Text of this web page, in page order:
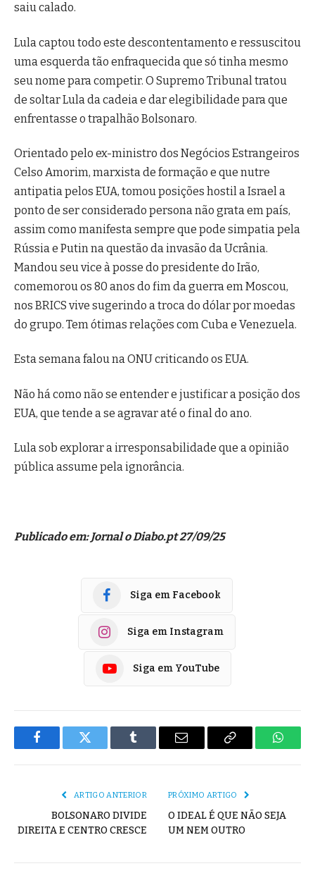
saiu calado.
Lula captou todo este descontentamento e ressuscitou
uma esquerda tão enfraquecida que só tinha mesmo
seu nome para competir. O Supremo Tribunal tratou
de soltar Lula da cadeia e dar elegibilidade para que
enfrentasse o trapalhão Bolsonaro.
Orientado pelo ex-ministro dos Negócios Estrangeiros
Celso Amorim, marxista de formação e que nutre
antipatia pelos EUA, tomou posições hostil a Israel a
ponto de ser considerado persona não grata em país,
assim como manifesta sempre que pode simpatia pela
Rússia e Putin na questão da invasão da Ucrânia.
Mandou seu vice à posse do presidente do Irão,
comemorou os 80 anos do fim da guerra em Moscou,
nos BRICS vive sugerindo a troca do dólar por moedas
do grupo. Tem ótimas relações com Cuba e Venezuela.
Esta semana falou na ONU criticando os EUA.
Não há como não se entender e justificar a posição dos
EUA, que tende a se agravar até o final do ano.
Lula sob explorar a irresponsabilidade que a opinião
pública assume pela ignorância.
Publicado em: Jornal o Diabo.pt 27/09/25
Siga em Facebook
Siga em Instagram
Siga em YouTube
FacebookTwitter Tumblr
E-
Copiar
ARTIGO ANTERIOR
BOLSONARO DIVIDE
DIREITA E CENTRO CRESCE
PRÓXIMO ARTIGO
O IDEAL É QUE NÃO SEJA
UM NEM OUTRO